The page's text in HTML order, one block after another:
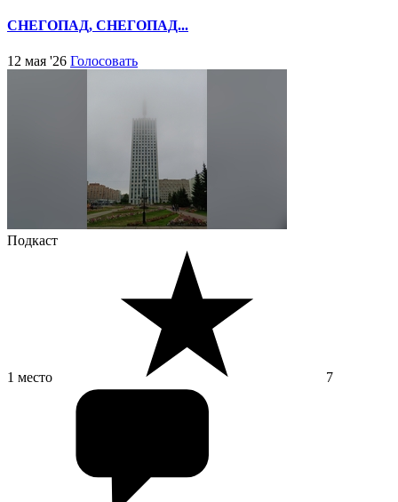
СНЕГОПАД, СНЕГОПАД...
12 мая '26 Голосовать
Подкаст
1 место 7